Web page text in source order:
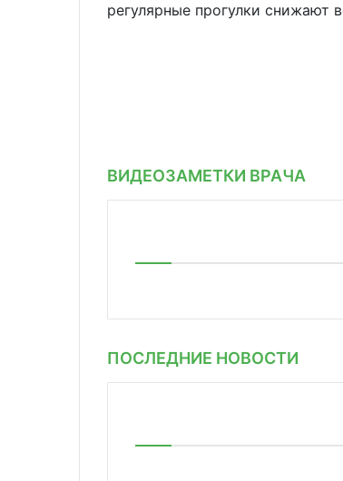
регулярные прогулки снижают
ВИДЕОЗАМЕТКИ ВРАЧА
ПОСЛЕДНИЕ НОВОСТИ